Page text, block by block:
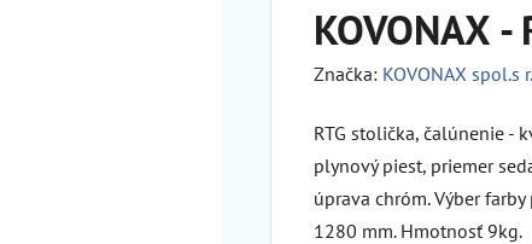
KOVONAX -
Značka: KOVONAX spol.s
RTG stolička, čalúnenie -
plynový piest, priemer
úprava chróm. Výber
1280 mm. Hmotnosť 9kg.